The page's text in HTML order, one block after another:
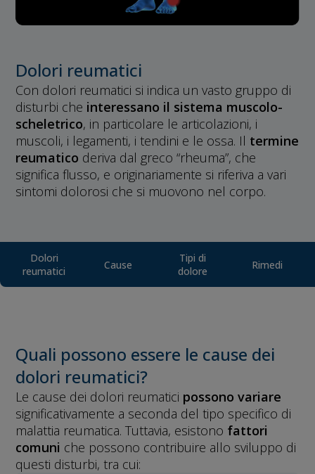
Dolori reumatici
Con dolori reumatici si indica un vasto gruppo di
disturbi che interessano il sistema muscolo-
scheletrico, in particolare le articolazioni, i
muscoli, i legamenti, i tendini e le ossa. Il termine
reumatico deriva dal greco “rheuma”, che
significa flusso, e originariamente si riferiva a vari
sintomi dolorosi che si muovono nel corpo.
Dolori
reumatici
Cause
Tipi di
dolore
Rimedi
Quali possono essere le cause dei
dolori reumatici?
Le cause dei dolori reumatici possono variare
significativamente a seconda del tipo specifico di
malattia reumatica. Tuttavia, esistono fattori
comuni che possono contribuire allo sviluppo di
questi disturbi, tra cui: